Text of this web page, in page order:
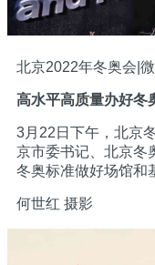
北京2022年冬奥会|
高水平高质量办好冬
3月22日下午，北京
京市委书记、北京冬
冬奥标准做好场馆和
何世红 摄影